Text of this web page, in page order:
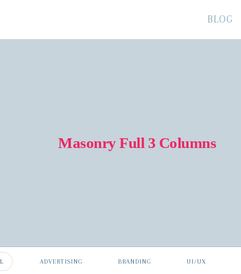
BLOG
Masonry Full 3 Columns
ADVERTISING BRANDING UI/UX